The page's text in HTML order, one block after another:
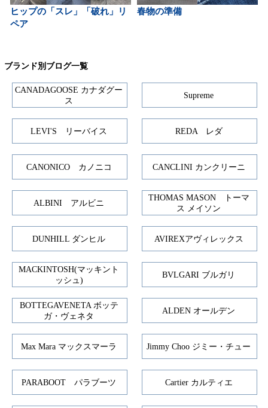
ヒップの「スレ」「破れ」リ
ペア
春物の準備
ブランド別ブログ一覧
CANADAGOOSE カナダグー
ス
Supreme
LEVI'S リーバイス REDA レダ
CANONICO カノニコ CANCLINI カンクリーニ
ALBINI アルビニ
THOMAS MASON トーマ
ス メイソン
DUNHILL ダンヒル AVIREXアヴィレックス
MACKINTOSH(マッキント
ッシュ)
BVLGARI ブルガリ
BOTTEGAVENETA ボッテ
ガ・ヴェネタ
ALDEN オールデン
Max Mara マックスマーラ Jimmy Choo ジミー・チュー
PARABOOT パラブーツ Cartier カルティエ